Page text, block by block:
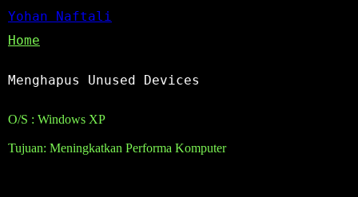
Yohan Naftali
Home
Menghapus Unused Devices
O/S : Windows XP
Tujuan: Meningkatkan Performa Komputer